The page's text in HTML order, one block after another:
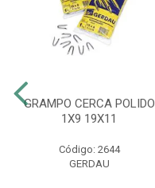
GRAMPO CERCA POLIDO
1X9 19X11
Código: 2644
GERDAU